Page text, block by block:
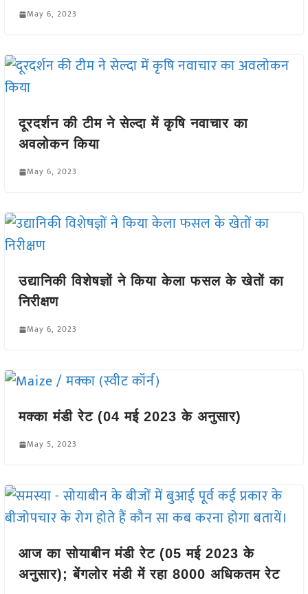
May 6, 2023
दूरदर्शन की टीम ने सेल्दा में कृषि नवाचार का
अवलोकन किया
May 6, 2023
उद्यानिकी विशेषज्ञों ने किया केला फसल के खेतों का
निरीक्षण
May 6, 2023
मक्का मंडी रेट (04 मई 2023 के अनुसार)
May 5, 2023
आज का सोयाबीन मंडी रेट (05 मई 2023 के
अनुसार); बेंगलोर मंडी में रहा 8000 अधिकतम रेट